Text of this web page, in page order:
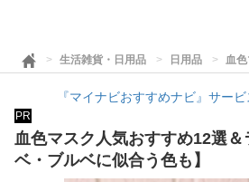
生活雑貨・日用品 日用品 血
『マイナビおすすめナビ』サー
PR
血色マスク人気おすすめ12選
ベ・ブルベに似合う色も】